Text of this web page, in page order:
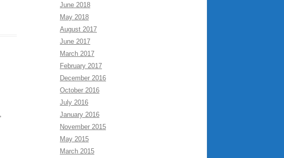
June 2018
May 2018
August 2017
June 2017
March 2017
February 2017
December 2016
October 2016
July 2016
January 2016
November 2015
May 2015
March 2015